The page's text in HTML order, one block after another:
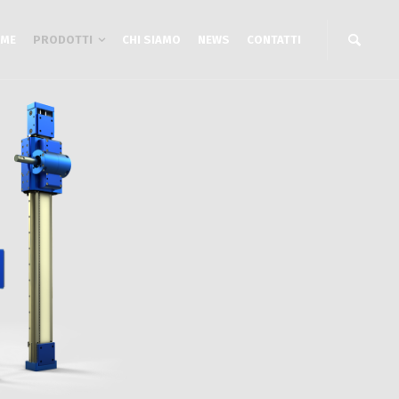
PRODOTTI
assi
a Portale YZ
assi
XYZ Gantry cinghia
XYZ a Sbalzo
XYZ a cinghia
CHI SIAMO NEWS CONTATTI